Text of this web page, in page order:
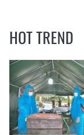
HOT TREND